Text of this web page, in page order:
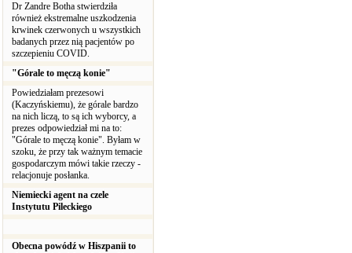
Dr Zandre Botha stwierdziła
również ekstremalne uszkodzenia
krwinek czerwonych u wszystkich
badanych przez nią pacjentów po
szczepieniu COVID.
"Górale to męczą konie"
Powiedziałam prezesowi
(Kaczyńskiemu), że górale bardzo
na nich liczą, to są ich wyborcy, a
prezes odpowiedział mi na to:
"Górale to męczą konie". Byłam w
szoku, że przy tak ważnym temacie
gospodarczym mówi takie rzeczy -
relacjonuje posłanka.
Niemiecki agent na czele
Instytutu Pileckiego
Obecna powódź w Hiszpanii to